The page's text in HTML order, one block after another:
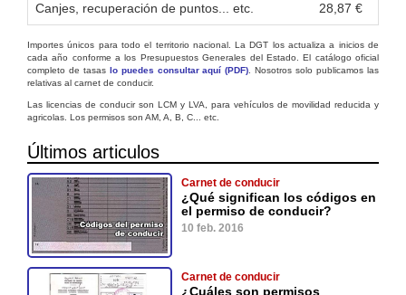
Canjes, recuperación de puntos... etc. 28,87 €
Importes únicos para todo el territorio nacional. La DGT los actualiza a inicios de
cada año conforme a los Presupuestos Generales del Estado. El catálogo oficial
completo de tasas lo puedes consultar aquí (PDF) . Nosotros solo publicamos las
relativas al carnet de conducir.
Las licencias de conducir son LCM y LVA, para vehículos de movilidad reducida y
agricolas. Los permisos son AM, A, B, C... etc.
Últimos articulos
Carnet de conducir
¿Qué significan los códigos en
el permiso de conducir?
10 feb. 2016
Carnet de conducir
¿Cuáles son permisos